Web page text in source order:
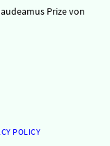
Prize von
POLICY